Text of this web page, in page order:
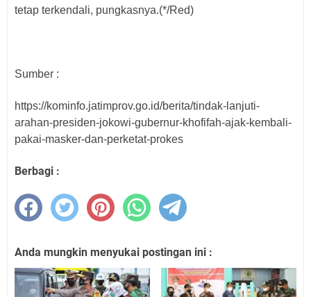
tetap terkendali, pungkasnya.(*/Red)
Sumber :
https://kominfo.jatimprov.go.id/berita/tindak-lanjuti-
arahan-presiden-jokowi-gubernur-khofifah-ajak-kembali-
pakai-masker-dan-perketat-prokes
Berbagi :
Anda mungkin menyukai postingan ini :